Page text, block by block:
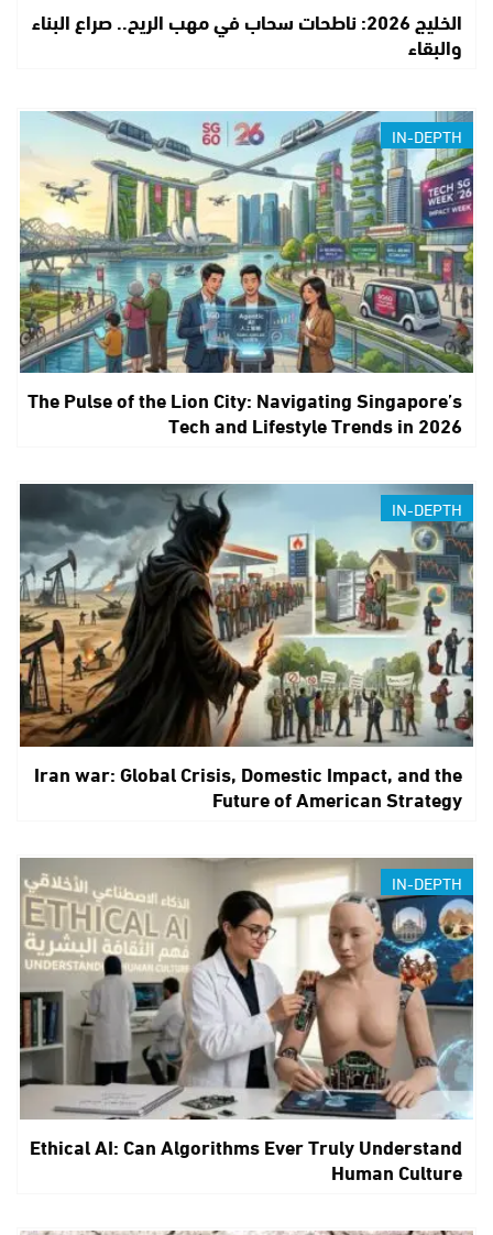
الخليج 2026: ناطحات سحاب في مهب الريح.. صراع البناء
والبقاء
IN-DEPTH
The Pulse of the Lion City: Navigating Singapore’s
Tech and Lifestyle Trends in 2026
IN-DEPTH
Iran war: Global Crisis, Domestic Impact, and the
Future of American Strategy
IN-DEPTH
Ethical AI: Can Algorithms Ever Truly Understand
Human Culture